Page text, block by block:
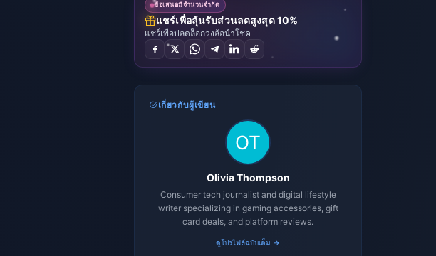
ข้อเสนอมีจำนวนจำกัด
แชร์เพื่อลุ้นรับส่วนลดสูงสุด 10%
แชร์เพื่อปลดล็อกวงล้อนำโชค
เกี่ยวกับผู้เขียน
Olivia Thompson
Consumer tech journalist and digital lifestyle
writer specializing in gaming accessories, gift
card deals, and platform reviews.
ดูโปรไฟล์ฉบับเต็ม →